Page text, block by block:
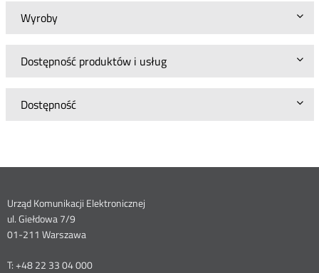
Wyroby
Dostępność produktów i usług
Dostępność
Dane
kontaktowe
Urząd Komunikacji Elektronicznej
ul. Giełdowa 7/9
01-211 Warszawa
T: +48 22 33 04 000